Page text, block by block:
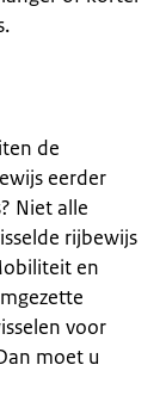
de
eerder
Niet alle
rijbewijs
en
voor
moet u